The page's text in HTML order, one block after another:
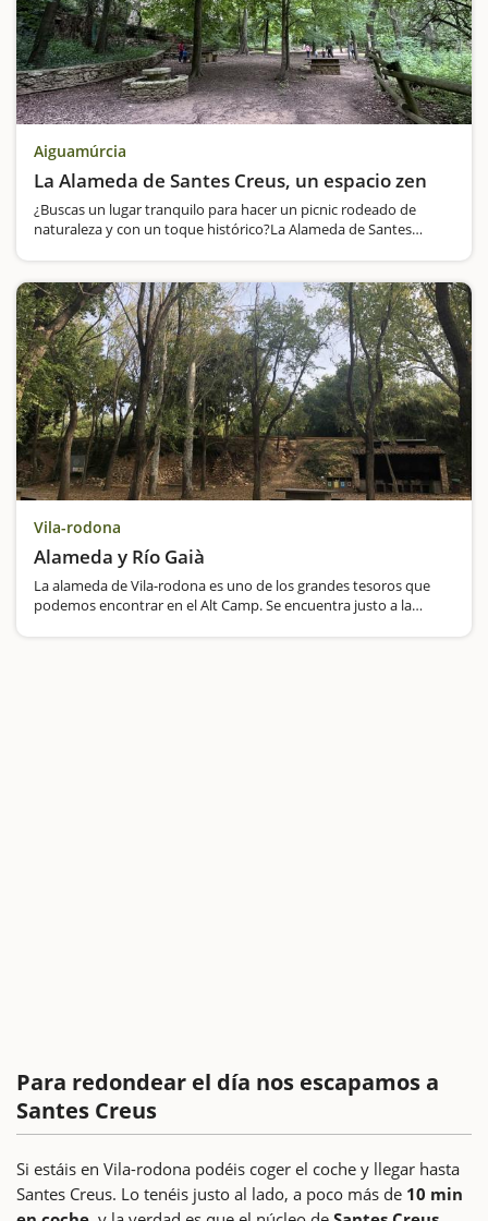
Aiguamúrcia
La Alameda de Santes Creus, un espacio zen
¿Buscas un lugar tranquilo para hacer un picnic rodeado de
naturaleza y con un toque histórico?La Alameda de Santes
Vila-rodona
Alameda y Río Gaià
La alameda de Vila-rodona es uno de los grandes tesoros que
podemos encontrar en el Alt Camp. Se encuentra justo a la
Para redondear el día nos escapamos a
Santes Creus
Si estáis en Vila-rodona podéis coger el coche y llegar hasta
Santes Creus. Lo tenéis justo al lado, a poco más de 10 min